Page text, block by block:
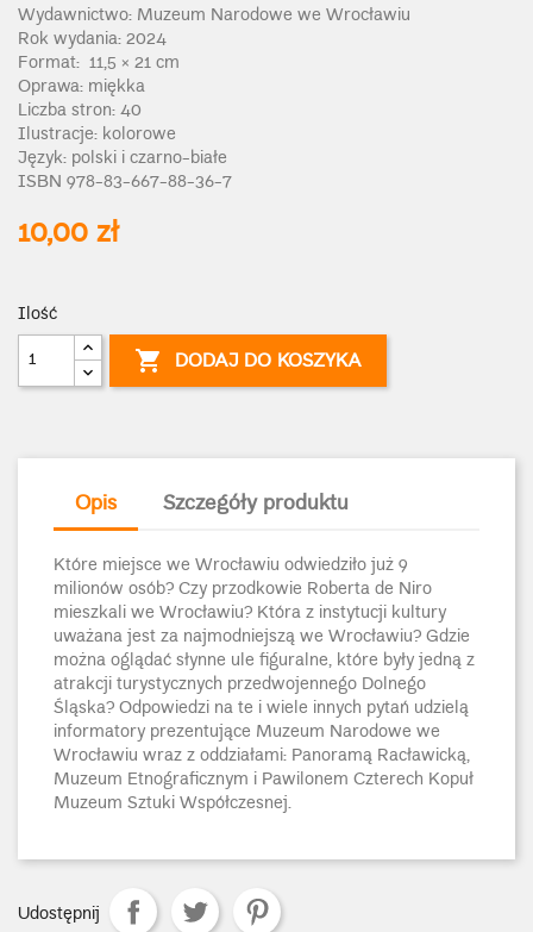
Wydawnictwo: Muzeum Narodowe we Wrocławiu
Rok wydania: 2024
Format: 11,5 × 21 cm
Oprawa: miękka
Liczba stron: 40
Ilustracje: kolorowe
Język: polski i czarno-białe
ISBN 978-83-667-88-36-7
10,00 zł
Ilość
 DODAJ DO KOSZYKA
Opis Szczegóły produktu
Które miejsce we Wrocławiu odwiedziło już 9
milionów osób? Czy przodkowie Roberta de Niro
mieszkali we Wrocławiu? Która z instytucji kultury
uważana jest za najmodniejszą we Wrocławiu? Gdzie
można oglądać słynne ule figuralne, które były jedną z
atrakcji turystycznych przedwojennego Dolnego
Śląska? Odpowiedzi na te i wiele innych pytań udzielą
informatory prezentujące Muzeum Narodowe we
Wrocławiu wraz z oddziałami: Panoramą Racławicką,
Muzeum Etnograficznym i Pawilonem Czterech Kopuł
Muzeum Sztuki Współczesnej.
Udostępnij